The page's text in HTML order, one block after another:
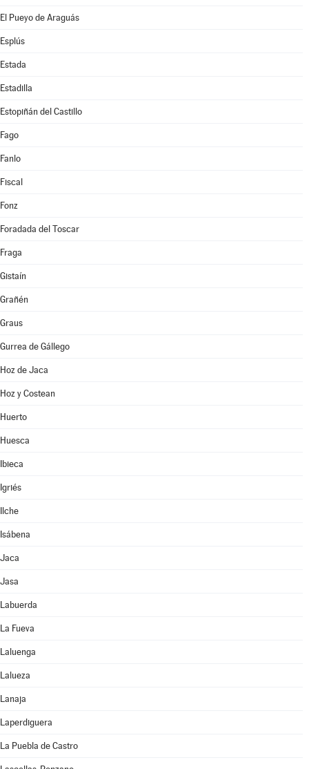
El Pueyo de Araguás
Esplús
Estada
Estadilla
Estopiñán del Castillo
Fago
Fanlo
Fiscal
Fonz
Foradada del Toscar
Fraga
Gistaín
Grañén
Graus
Gurrea de Gállego
Hoz de Jaca
Hoz y Costean
Huerto
Huesca
Ibieca
Igriés
Ilche
Isábena
Jaca
Jasa
Labuerda
La Fueva
Laluenga
Lalueza
Lanaja
Laperdiguera
La Puebla de Castro